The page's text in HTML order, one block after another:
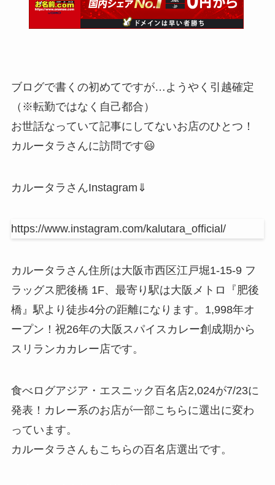
ブログで書くの初めてですが…ようやく引越確定
（※転勤ではなく自己都合）
お世話なっていて記事にしてないお店のひとつ！
カルータラさんに訪問です😃
カルータラさんInstagram⇓
https://www.instagram.com/kalutara_official/
カルータラさん住所は大阪市西区江戸堀1-15-9 フ
ラッグス肥後橋 1F、最寄り駅は大阪メトロ『肥後
橋』駅より徒歩4分の距離になります。1,998年オ
ープン！祝26年の大阪スパイスカレー創成期から
スリランカカレー店です。
食べログアジア・エスニック百名店2,024が7/23に
発表！カレー系のお店が一部こちらに選出に変わ
っています。
カルータラさんもこちらの百名店選出です。